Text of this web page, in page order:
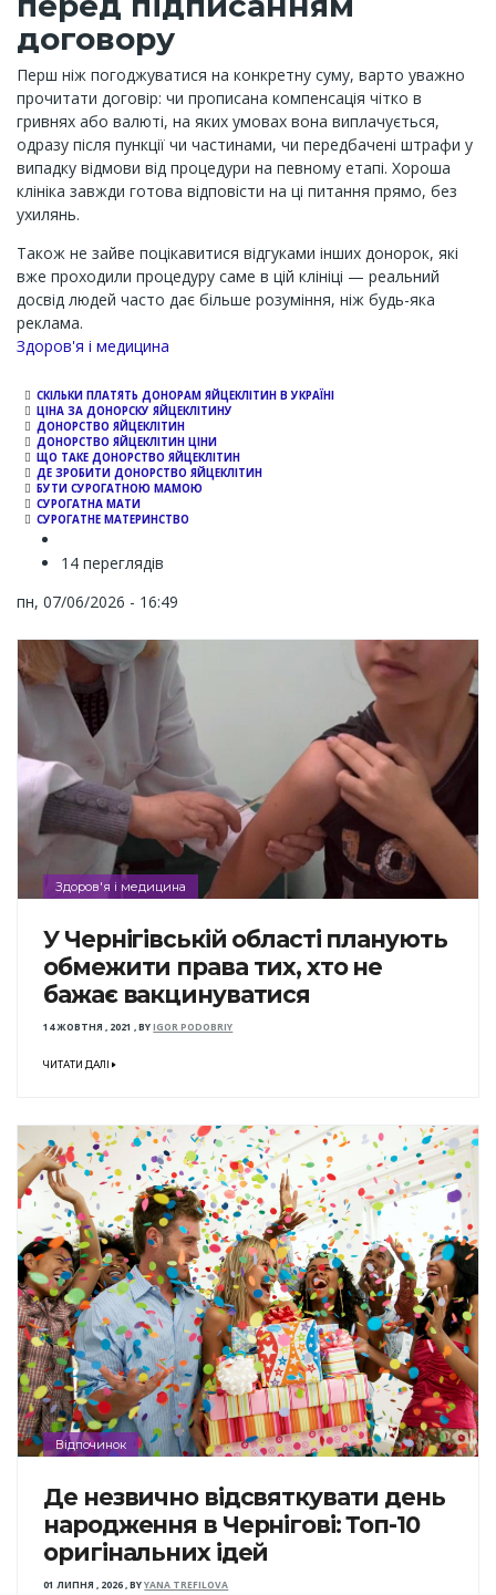
договору
Перш ніж погоджуватися на конкретну суму, варто уважно
прочитати договір: чи прописана компенсація чітко в
гривнях або валюті, на яких умовах вона виплачується,
одразу після пункції чи частинами, чи передбачені штрафи у
випадку відмови від процедури на певному етапі. Хороша
клініка завжди готова відповісти на ці питання прямо, без
ухилянь.
Також не зайве поцікавитися відгуками інших донорок, які
вже проходили процедуру саме в цій клініці — реальний
досвід людей часто дає більше розуміння, ніж будь-яка
реклама.
Channel
Здоров'я і медицина
СКІЛЬКИ ПЛАТЯТЬ ДОНОРАМ ЯЙЦЕКЛІТИН В УКРАЇНІ
ЦІНА ЗА ДОНОРСКУ ЯЙЦЕКЛІТИНУ
ДОНОРСТВО ЯЙЦЕКЛІТИН
ДОНОРСТВО ЯЙЦЕКЛІТИН ЦІНИ
ЩО ТАКЕ ДОНОРСТВО ЯЙЦЕКЛІТИН
ДЕ ЗРОБИТИ ДОНОРСТВО ЯЙЦЕКЛІТИН
БУТИ СУРОГАТНОЮ МАМОЮ
СУРОГАТНА МАТИ
СУРОГАТНЕ МАТЕРИНСТВО
14 переглядів
пн, 07/06/2026 - 16:49
Здоров'я і медицина
У Чернігівській області планують
обмежити права тих, хто не
бажає вакцинуватися
14 ЖОВТНЯ , 2021 ,BYIGOR PODOBRIY
ЧИТАТИ ДАЛІ
Відпочинок
Де незвично відсвяткувати день
народження в Чернігові: Топ-10
оригінальних ідей
01 ЛИПНЯ , 2026,BYYANA TREFILOVA